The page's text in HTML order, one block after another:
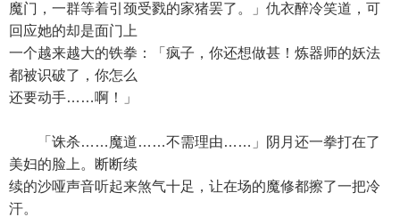
魔门，一群等着引颈受戮的家猪罢了。」仇衣醉冷笑道，可
回应她的却是面门上
一个越来越大的铁拳：「疯子，你还想做甚！炼器师的妖法
都被识破了，你怎么
还要动手……啊！」
「诛杀……魔道……不需理由……」阴月还一拳打在了
美妇的脸上。断断续
续的沙哑声音听起来煞气十足，让在场的魔修都擦了一把冷
汗。